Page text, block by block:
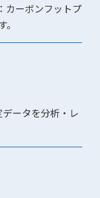
カーボンフットプ
ータを分析・レ